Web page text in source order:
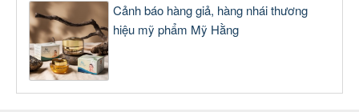
Cảnh báo hàng giả, hàng nhái thương
hiệu mỹ phẩm Mỹ Hằng